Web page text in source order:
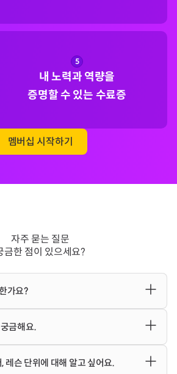
5
내 노력과 역량을
증명할 수 있는 수료증
멤버십 시작하기
자주 묻는 질문
금한 점이 있으세요?
가요?
료 체험을 제공하고 있어요.
하기 in Python(바로 가기)
금해요.
어 있는 경우]
레슨 단위에 대해 알고 싶어요.